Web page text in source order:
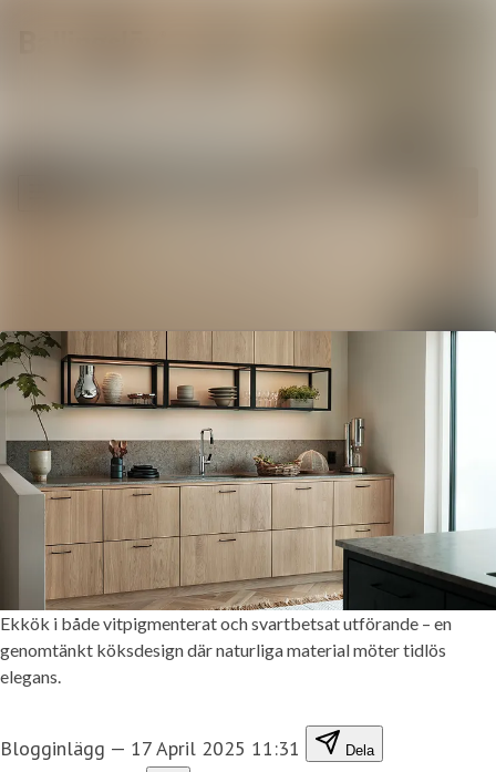
Ekkök i både vitpigmenterat och svartbetsat utförande – en
genomtänkt köksdesign där naturliga material möter tidlös
elegans.
Blogginlägg — 17 April 2025 11:31 Dela